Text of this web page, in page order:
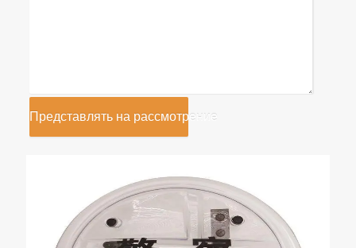
Представлять на рассмотрение